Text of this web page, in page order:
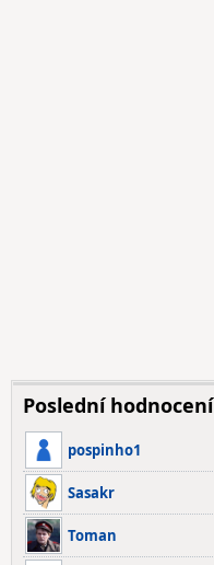
Poslední hodnocení
pospinho1
Sasakr
Toman